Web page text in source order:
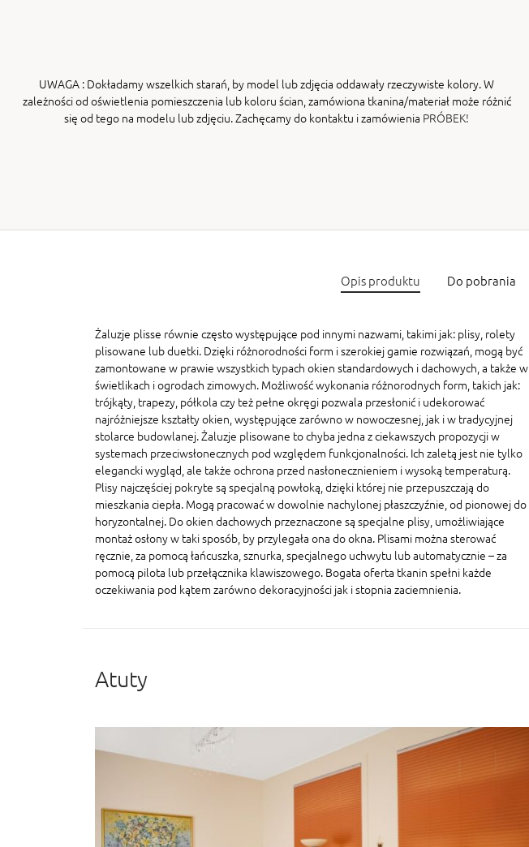
UWAGA : Dokładamy wszelkich starań, by model lub zdjęcia oddawały rzeczywiste kolory. W
zależności od oświetlenia pomieszczenia lub koloru ścian, zamówiona tkanina/materiał może różnić
się od tego na modelu lub zdjęciu. Zachęcamy do kontaktu i zamówienia PRÓBEK!
Opis produktu Do pobrania
Żaluzje plisse równie często występujące pod innymi nazwami, takimi jak: plisy, rolety
plisowane lub duetki. Dzięki różnorodności form i szerokiej gamie rozwiązań, mogą być
zamontowane w prawie wszystkich typach okien standardowych i dachowych, a także w
świetlikach i ogrodach zimowych. Możliwość wykonania różnorodnych form, takich jak:
trójkąty, trapezy, półkola czy też pełne okręgi pozwala przesłonić i udekorować
najróżniejsze kształty okien, występujące zarówno w nowoczesnej, jak i w tradycyjnej
stolarce budowlanej. Żaluzje plisowane to chyba jedna z ciekawszych propozycji w
systemach przeciwsłonecznych pod względem funkcjonalności. Ich zaletą jest nie tylko
elegancki wygląd, ale także ochrona przed nasłonecznieniem i wysoką temperaturą.
Plisy najczęściej pokryte są specjalną powłoką, dzięki której nie przepuszczają do
mieszkania ciepła. Mogą pracować w dowolnie nachylonej płaszczyźnie, od pionowej do
horyzontalnej. Do okien dachowych przeznaczone są specjalne plisy, umożliwiające
montaż osłony w taki sposób, by przylegała ona do okna. Plisami można sterować
ręcznie, za pomocą łańcuszka, sznurka, specjalnego uchwytu lub automatycznie – za
pomocą pilota lub przełącznika klawiszowego. Bogata oferta tkanin spełni każde
oczekiwania pod kątem zarówno dekoracyjności jak i stopnia zaciemnienia.
Atuty